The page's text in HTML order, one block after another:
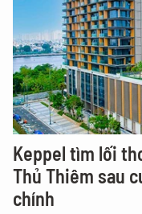
Keppel tìm lối
Thủ Thiêm sau
chính